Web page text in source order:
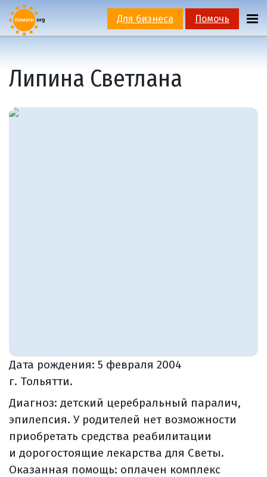
Для бизнеса Помочь
Липина Светлана
Дата рождения: 5 февраля 2004
г. Тольятти.
Диагноз: детский церебральный паралич,
эпилепсия. У родителей нет возможности
приобретать средства реабилитации
и дорогостоящие лекарства для Светы.
Оказанная помощь: оплачен комплекс